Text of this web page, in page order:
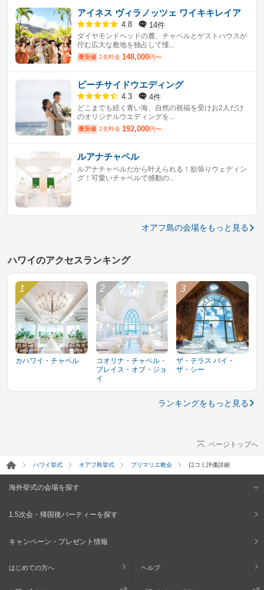
アイネス ヴィラノッツェ ワイキキレイア
4.8 14件
ダイヤモンドヘッドの麓、チャペルとゲストハウスが
佇む広大な敷地を独占して憧...
最安値 2名料金 148,000円〜
ビーチサイドウエディング
4.3 4件
どこまでも続く青い海、自然の祝福を受けお2人だけ
のオリジナルウエディングを...
最安値 2名料金 192,000円〜
ルアナチャペル
ルアナチャペルだから叶えられる！欲張りウェディン
グ！可愛いチャペルで感動の...
オアフ島の会場をもっと見る
ハワイのアクセスランキング
カハワイ・チャペル
コオリナ・チャペル・
プレイス・オブ・ジョ
イ
ザ・テラス バイ・
ザ・シー
ランキングをもっと見る
ページトップへ
ハワイ挙式 オアフ島挙式 プリマリエ教会 口コミ評価詳細
海外挙式の会場を探す
1.5次会・帰国後パーティーを探す
キャンペーン・プレゼント情報
はじめての方へ ヘルプ